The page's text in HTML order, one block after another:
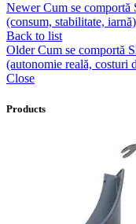
Newer Cum se comportă
(consum, stabilitate,
Back to list
Older Cum se comportă
(autonomie reală, costuri
Close
Products